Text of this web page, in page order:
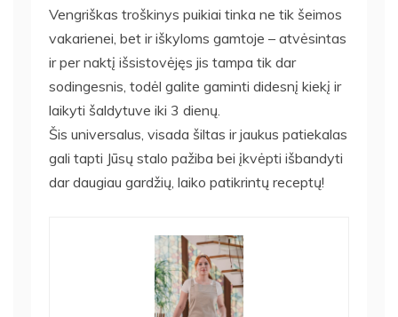
Vengriškas troškinys puikiai tinka ne tik šeimos
vakarienei, bet ir iškyloms gamtoje – atvėsintas
ir per naktį išsistovėjęs jis tampa tik dar
sodingesnis, todėl galite gaminti didesnį kiekį ir
laikyti šaldytuve iki 3 dienų.
Šis universalus, visada šiltas ir jaukus patiekalas
gali tapti Jūsų stalo pažiba bei įkvėpti išbandyti
dar daugiau gardžių, laiko patikrintų receptų!